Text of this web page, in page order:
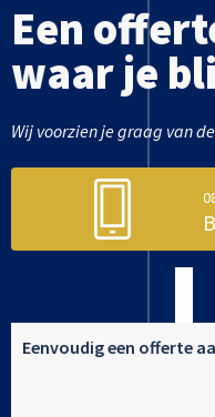
Een
waar je
Wij voorzien je graag van de
Eenvoudig een offerte